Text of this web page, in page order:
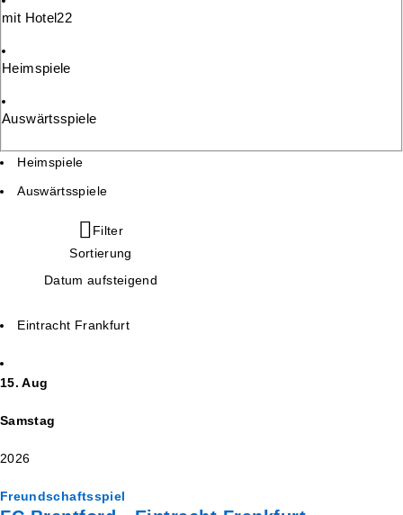
mit Hotel22
Heimspiele
Auswärtsspiele
Heimspiele
Auswärtsspiele
Filter
Sortierung
Datum aufsteigend
Eintracht Frankfurt
15. Aug
Samstag
2026
Freundschaftsspiel